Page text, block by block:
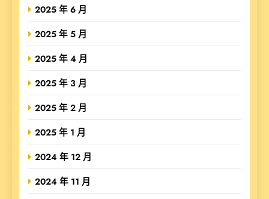
2025 年 6 月
2025 年 5 月
2025 年 4 月
2025 年 3 月
2025 年 2 月
2025 年 1 月
2024 年 12 月
2024 年 11 月